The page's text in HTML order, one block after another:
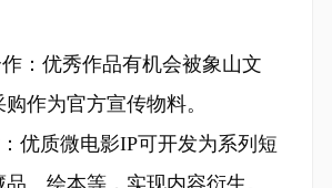
：优秀作品有机会被象山文
作为官方宣传物料。
优质微电影IP可开发为系列短
、绘本等，实现内容衍生。